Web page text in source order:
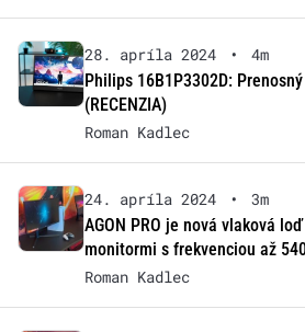
28. apríla 2024 •
4m
Philips 16B1P3302D:
(RECENZIA)
Roman Kadlec
24. apríla 2024 •
3m
AGON PRO je nová vlaková
monitormi s frekvenciou až
Roman Kadlec